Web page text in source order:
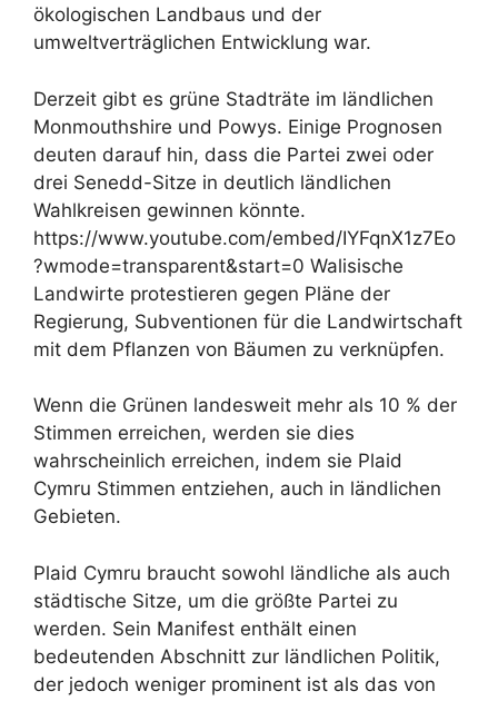
ökologischen Landbaus und der
umweltverträglichen Entwicklung war.
Derzeit gibt es grüne Stadträte im ländlichen
Monmouthshire und Powys. Einige Prognosen
deuten darauf hin, dass die Partei zwei oder
drei Senedd-Sitze in deutlich ländlichen
Wahlkreisen gewinnen könnte.
https://www.youtube.com/embed/IYFqnX1z7Eo
?wmode=transparent&start=0 Walisische
Landwirte protestieren gegen Pläne der
Regierung, Subventionen für die Landwirtschaft
mit dem Pflanzen von Bäumen zu verknüpfen.
Wenn die Grünen landesweit mehr als 10 % der
Stimmen erreichen, werden sie dies
wahrscheinlich erreichen, indem sie Plaid
Cymru Stimmen entziehen, auch in ländlichen
Gebieten.
Plaid Cymru braucht sowohl ländliche als auch
städtische Sitze, um die größte Partei zu
werden. Sein Manifest enthält einen
bedeutenden Abschnitt zur ländlichen Politik,
der jedoch weniger prominent ist als das von